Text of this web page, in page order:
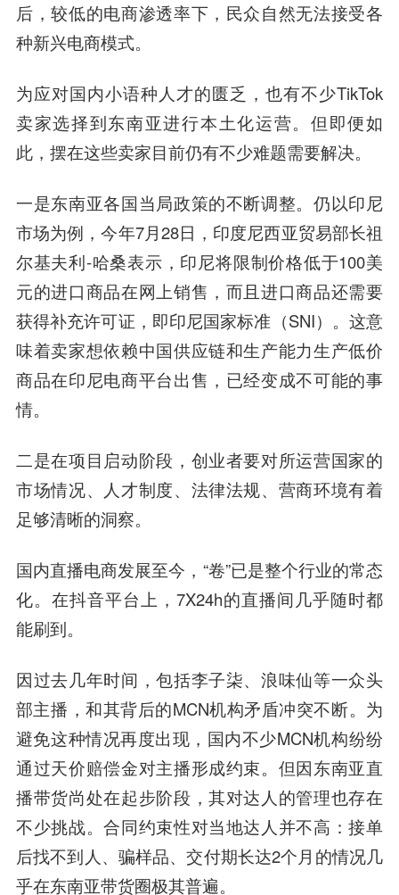
后，较低的电商渗透率下，民众自然无法接受各
种新兴电商模式。
为应对国内小语种人才的匮乏，也有不少TikTok
卖家选择到东南亚进行本土化运营。但即便如
此，摆在这些卖家目前仍有不少难题需要解决。
一是东南亚各国当局政策的不断调整。仍以印尼
市场为例，今年7月28日，印度尼西亚贸易部长祖
尔基夫利-哈桑表示，印尼将限制价格低于100美
元的进口商品在网上销售，而且进口商品还需要
获得补充许可证，即印尼国家标准（SNI）。这意
味着卖家想依赖中国供应链和生产能力生产低价
商品在印尼电商平台出售，已经变成不可能的事
情。
二是在项目启动阶段，创业者要对所运营国家的
市场情况、人才制度、法律法规、营商环境有着
足够清晰的洞察。
国内直播电商发展至今，“卷”已是整个行业的常态
化。在抖音平台上，7X24h的直播间几乎随时都
能刷到。
因过去几年时间，包括李子柒、浪味仙等一众头
部主播，和其背后的MCN机构矛盾冲突不断。为
避免这种情况再度出现，国内不少MCN机构纷纷
通过天价赔偿金对主播形成约束。但因东南亚直
播带货尚处在起步阶段，其对达人的管理也存在
不少挑战。合同约束性对当地达人并不高：接单
后找不到人、骗样品、交付期长达2个月的情况几
乎在东南亚带货圈极其普遍。